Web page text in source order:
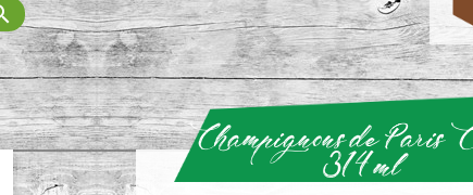
Champignons de Paris
314ml